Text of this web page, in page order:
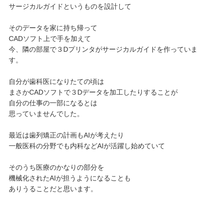
サージカルガイドというものを設計して
そのデータを家に持ち帰って
CADソフト上で手を加えて
今、隣の部屋で３Dプリンタがサージカルガイドを作っていま
す。
自分が歯科医になりたての頃は
まさかCADソフトで３Dデータを加工したりすることが
自分の仕事の一部になるとは
思っていませんでした。
最近は歯列矯正の計画もAIが考えたり
一般医科の分野でも内科などAIが活躍し始めていて
そのうち医療のかなりの部分を
機械化されたAIが担うようになることも
ありうることだと思います。